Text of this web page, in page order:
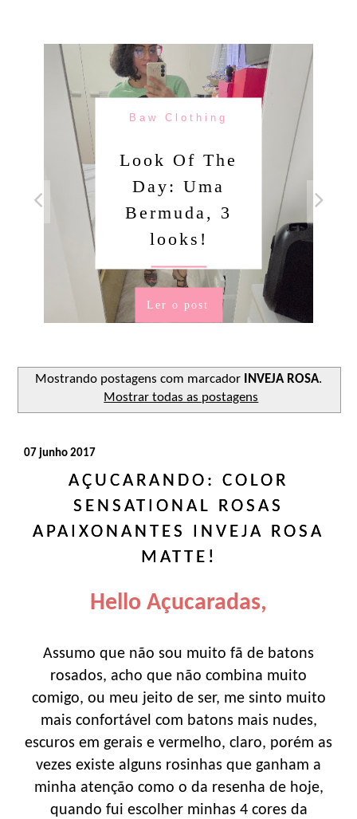
Baw Clothing
Look Of The
Day: Uma
Bermuda, 3
looks!
Ler o post
Mostrando postagens com marcador INVEJA ROSA.
Mostrar todas as postagens
07 junho 2017
AÇUCARANDO: COLOR
SENSATIONAL ROSAS
APAIXONANTES INVEJA ROSA
MATTE!
Hello Açucaradas,
Assumo que não sou muito fã de batons
rosados, acho que não combina muito
comigo, ou meu jeito de ser, me sinto muito
mais confortável com batons mais nudes,
escuros em gerais e vermelho, claro, porém as
vezes existe alguns rosinhas que ganham a
minha atenção como o da resenha de hoje,
quando fui escolher minhas 4 cores da